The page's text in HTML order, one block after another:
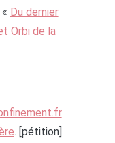
Du dernier
Orbi de la
. [pétition]